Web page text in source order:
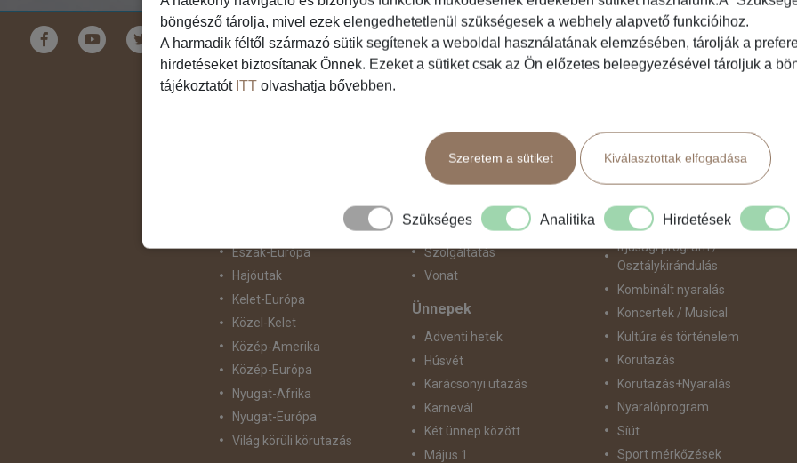
Földrészek
Ausztrália
Ázsia
Észak-Európa
Hajóutak
Kelet-Európa
Közel-Kelet
Közép-Amerika
Közép-Európa
Nyugat-Afrika
Nyugat-Európa
Világ körüli körutazás
Közlekedés
Busszal
Fly & Drive
Hajó
repülő+busz
repülő+hajó
Repülővel
Szolgáltatás
Vonat
Ünnepek
Adventi hetek
Húsvét
Karácsonyi utazás
Karnevál
Két ünnep között
Május 1.
Programtípus
1 napos utak
Egzotikus út
Fesztiválok
Golfút
Gyalogtúra
Hajóút
Ifjúsági program /
Osztálykirándulás
Kombinált nyaralás
Koncertek / Musical
Kultúra és történelem
Körutazás
Körutazás+Nyaralás
Nyaralóprogram
Síút
Sport mérkőzések
böngésző tárolja, mivel ezek elengedhetetlenül szükségesek a webhely alapvető funkcióihoz.
A harmadik féltől származó sütik segítenek a weboldal használatának elemzésében, tárolják a
hirdetéseket biztosítanak Önnek. Ezeket a sütiket csak az Ön előzetes beleegyezésével tároljuk a
tájékoztatót ITT olvashatja bővebben.
Szeretem a sütiket Kiválasztottak elfogadása
Szükséges Analitika Hirdetések